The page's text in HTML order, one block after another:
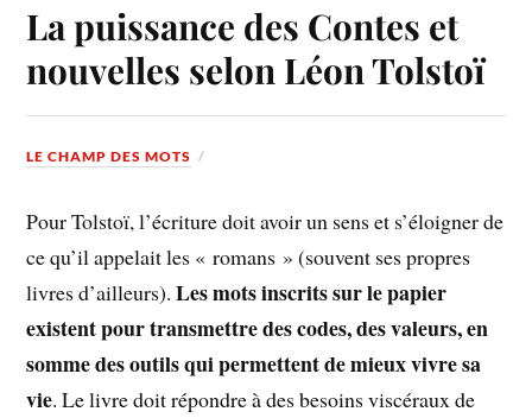
La puissance des Contes et
nouvelles selon Léon Tolstoï
LE CHAMP DES MOTS
Pour Tolstoï, l’écriture doit avoir un sens et s’éloigner de
ce qu’il appelait les « romans » (souvent ses propres
livres d’ailleurs).Les mots inscrits sur le papier
existent pour transmettre des codes, des valeurs, en
somme des outils qui permettent de mieux vivre sa
vie. Le livre doit répondre à des besoins viscéraux de